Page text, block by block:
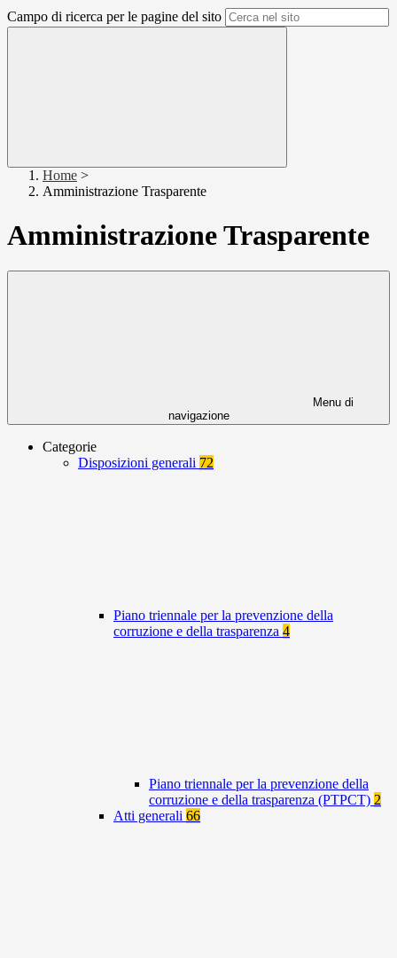
Campo di ricerca per le pagine del sito
Home >
Amministrazione Trasparente
Amministrazione Trasparente
Menu di
navigazione
Categorie
Disposizioni generali 72
Piano triennale per la prevenzione della
corruzione e della trasparenza 4
Piano triennale per la prevenzione della
corruzione e della trasparenza (PTPCT) 2
Atti generali 66